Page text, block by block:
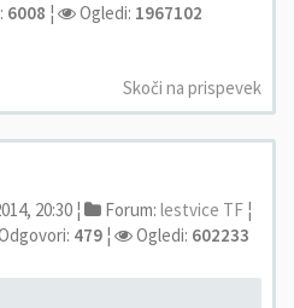
6008 ¦ Ogledi: 1967102
Skoči na prispevek
20:30 ¦ Forum: lestvice TF ¦
479 ¦ Ogledi: 602233